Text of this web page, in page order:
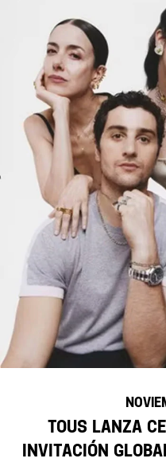
TOUS lanza
invitación